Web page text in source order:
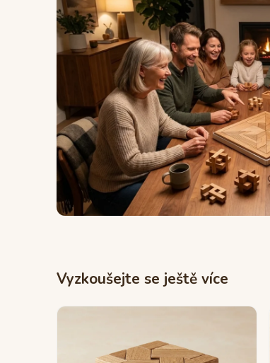
Vyzkoušejte se ještě více